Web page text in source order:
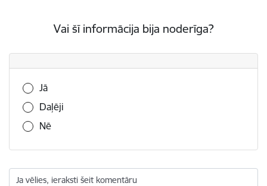
Vai šī informācija bija noderīga?
Vai šī informācija bija noderīga?
Jā
Daļēji
Nē
Ja vēlies, ieraksti šeit komentāru